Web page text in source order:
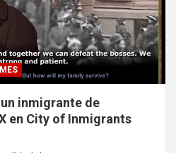
inmigrante de
en City of Inmigrants